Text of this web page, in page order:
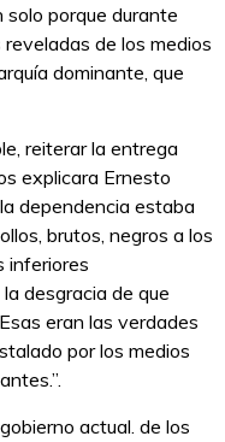
solo porque durante
de los medios
dominante, que
reiterar la entrega
explicara Ernesto
dependencia estaba
brutos, negros a los
inferiores
desgracia de que
eran las verdades
por los medios
actual. de los